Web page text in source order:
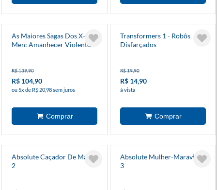
As Maiores Sagas Dos X-
Men: Amanhecer Violento
R$ 139,90
R$ 104,90
ou 5x de R$ 20,98 sem juros
Transformers 1 - Robôs
Disfarçados
R$ 19,90
R$ 14,90
à vista
Absolute Caçador De Marte
2
Absolute Mulher-Maravilha
3